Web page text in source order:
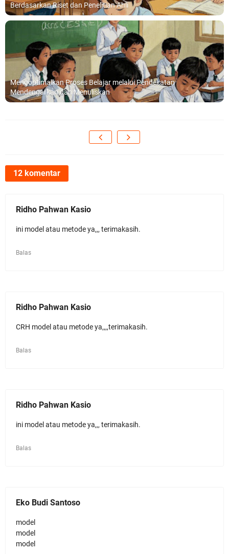
Berdasarkan Riset dan Penelitian Ahli
Mengoptimalkan Proses Belajar melalui Pendekatan
Mendengarkan dan Menuliskan
12 komentar
Ridho Pahwan Kasio
ini model atau metode ya,,, terimakasih.
Balas
Ridho Pahwan Kasio
CRH model atau metode ya,,,,terimakasih.
Balas
Ridho Pahwan Kasio
ini model atau metode ya,,, terimakasih.
Balas
Eko Budi Santoso
model
model
model